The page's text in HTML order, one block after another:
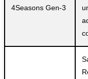
4Seasons Gen-3